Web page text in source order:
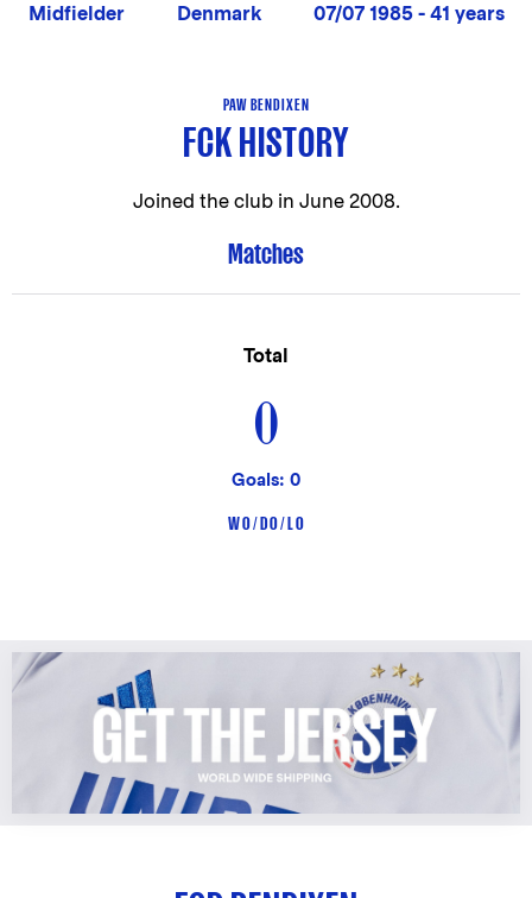
Midfielder Denmark 07/07 1985 - 41 years
PAW BENDIXEN
FCK HISTORY
Joined the club in June 2008.
Matches
Total
0
Goals: 0
W 0 / D 0 / L 0